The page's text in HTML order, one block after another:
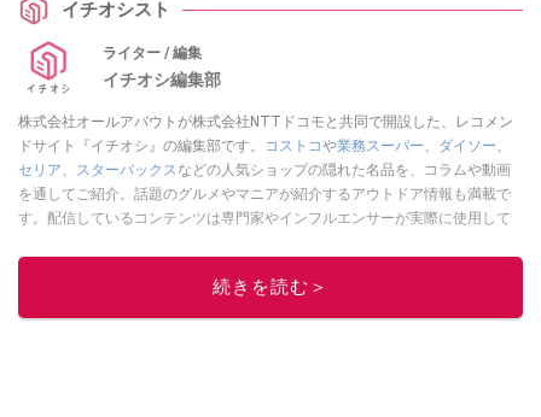
イチオシスト
ライター / 編集
イチオシ編集部
株式会社オールアバウトが株式会社NTTドコモと共同で開設した、レコメン
ドサイト『イチオシ』の編集部です。
コストコや業務スーパー、 ダイソー、
セリア、 スターバックスなどの人気ショップの隠れた名品を、コラムや動画
を通してご紹介。話題のグルメやマニアが紹介するアウトドア情報も満載で
す。配信しているコンテンツは専門家やインフルエンサーが実際に使用して
ニュースでフォロー
続きを読む＞